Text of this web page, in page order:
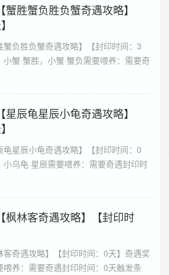
胜蟹负胜负蟹奇遇攻略】
负胜负蟹奇遇攻略】【封印时间：3
蟹·蟹胜，小蟹·蟹负需要喂养：需要奇
辰龟星辰小龟奇遇攻略】
龟星辰小龟奇遇攻略】【封印时间：0
乌龟·星辰需要喂养：需要奇遇封印时
枫林客奇遇攻略】【封印时
奇遇攻略】【封印时间：0天】奇遇奖
养：需要奇遇封印时间：0天触发条